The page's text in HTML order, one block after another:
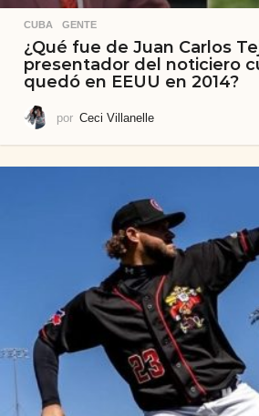
CUBA ,GENTE
¿Qué fue de Juan Carlos
presentador del noticiero
quedó en EEUU en 2014?
por Ceci Villanelle